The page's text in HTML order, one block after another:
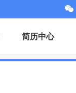
简历中心